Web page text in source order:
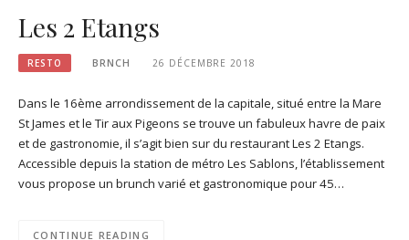
Les 2 Etangs
RESTO BRNCH 26 DÉCEMBRE 2018
Dans le 16ème arrondissement de la capitale, situé entre la Mare
St James et le Tir aux Pigeons se trouve un fabuleux havre de paix
et de gastronomie, il s’agit bien sur du restaurant Les 2 Etangs.
Accessible depuis la station de métro Les Sablons, l’établissement
vous propose un brunch varié et gastronomique pour 45…
CONTINUE READING